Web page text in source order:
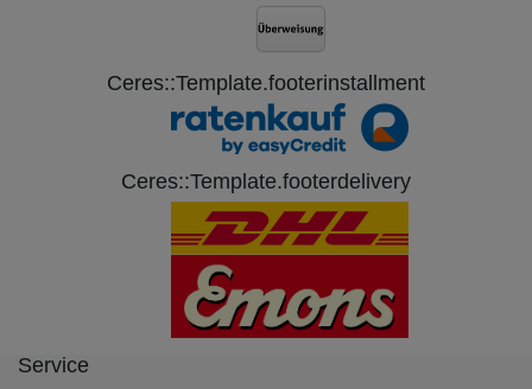
Ceres::Template.footerinstallment
Ceres::Template.footerdelivery
Service